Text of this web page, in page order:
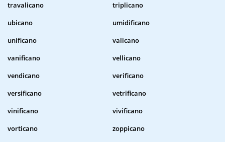
travalicano
triplicano
ubicano
umidificano
unificano
valicano
vanificano
vellicano
vendicano
verificano
versificano
vetrificano
vinificano
vivificano
vorticano
zoppicano